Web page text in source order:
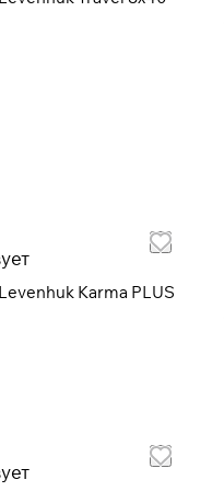
Karma PLUS